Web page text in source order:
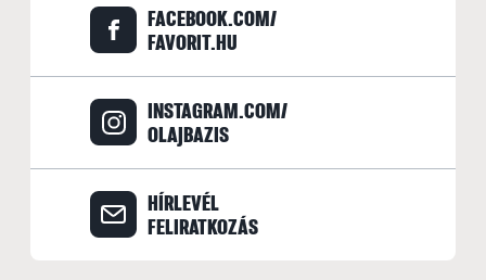
FACEBOOK.COM/
FAVORIT.HU
INSTAGRAM.COM/
OLAJBAZIS
HÍRLEVÉL
FELIRATKOZÁS